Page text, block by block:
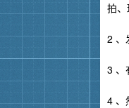
拍、
2 、
3 、
4 、